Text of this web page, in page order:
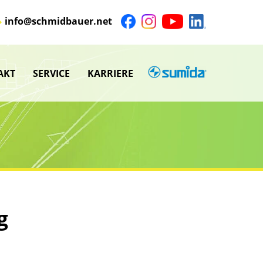
info@schmidbauer.net
SERVICE
Untermenü
KARRIERE SUMIDA